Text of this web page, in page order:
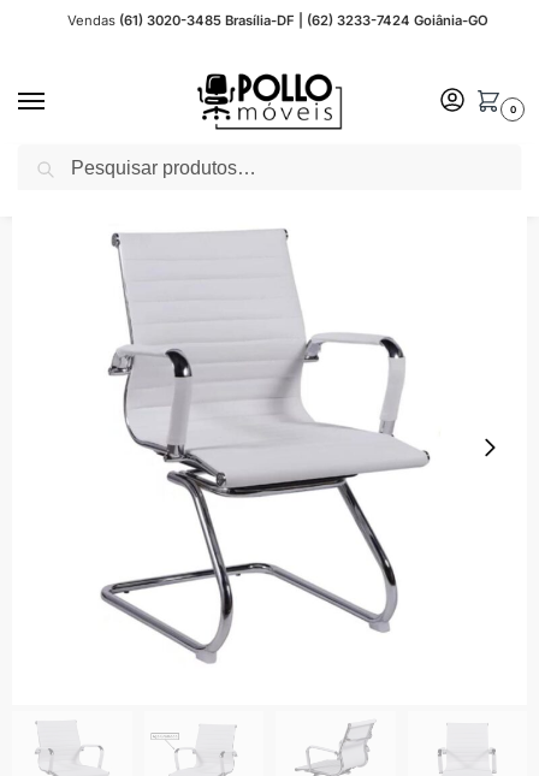
Vendas (61) 3020-3485 Brasília-DF | (62) 3233-7424 Goiânia-GO
0
Início Cadeira Escritório / Cadeiras Fixas